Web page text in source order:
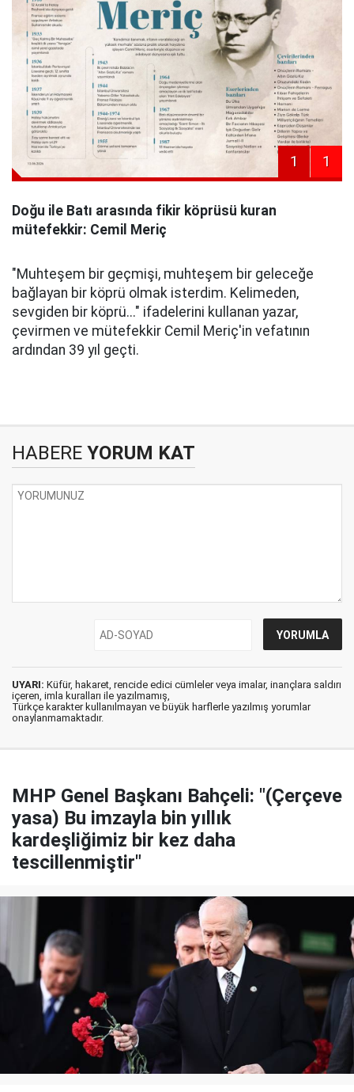
1 1
Doğu ile Batı arasında fikir köprüsü kuran
mütefekkir: Cemil Meriç
"Muhteşem bir geçmişi, muhteşem bir geleceğe
bağlayan bir köprü olmak isterdim. Kelimeden,
sevgiden bir köprü..." ifadelerini kullanan yazar,
çevirmen ve mütefekkir Cemil Meriç'in vefatının
ardından 39 yıl geçti.
HABERE YORUM KAT
UYARI: Küfür, hakaret, rencide edici cümleler veya imalar, inançlara saldırı
içeren, imla kuralları ile yazılmamış,
Türkçe karakter kullanılmayan ve büyük harflerle yazılmış yorumlar
onaylanmamaktadır.
MHP Genel Başkanı Bahçeli: "(Çerçeve
yasa) Bu imzayla bin yıllık
kardeşliğimiz bir kez daha
tescillenmiştir"